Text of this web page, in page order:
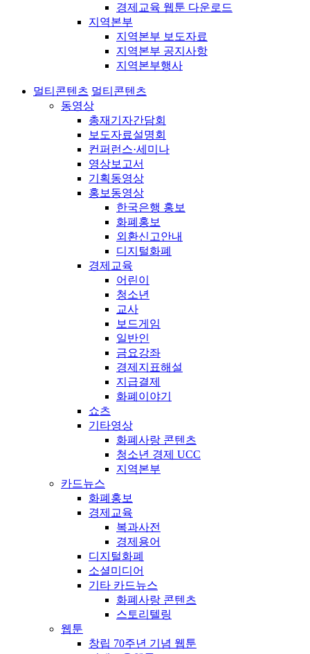
경제교육 웹툰 다운로드
지역본부
지역본부 보도자료
지역본부 공지사항
지역본부행사
멀티콘텐츠 멀티콘텐츠
동영상
총재기자간담회
보도자료설명회
컨퍼런스·세미나
영상보고서
기획동영상
홍보동영상
한국은행 홍보
화폐홍보
외환신고안내
디지털화폐
경제교육
어린이
청소년
교사
보드게임
일반인
금요강좌
경제지표해설
지급결제
화폐이야기
쇼츠
기타영상
화폐사랑 콘텐츠
청소년 경제 UCC
지역본부
카드뉴스
화폐홍보
경제교육
복과사전
경제용어
디지털화폐
소셜미디어
기타 카드뉴스
화폐사랑 콘텐츠
스토리텔링
웹툰
창립 70주년 기념 웹툰